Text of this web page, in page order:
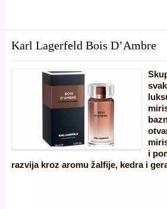
Karl Lagerfeld Bois D’Ambre
i
razvija kroz aromu žalfije, kedra i